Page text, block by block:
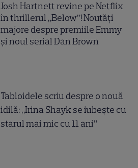
Josh Hartnett revine pe Netflix
în thrillerul „Below”! Noutăți
majore despre premiile Emmy
și noul serial Dan Brown
Tabloidele scriu despre o nouă
idilă: „Irina Shayk se iubește cu
starul mai mic cu 11 ani”